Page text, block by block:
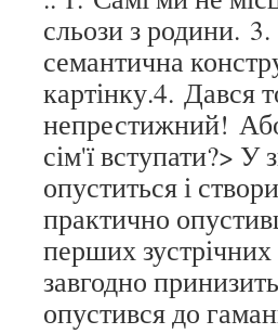
сльози з родини.
семантична
картінку.4. Дався
непрестижний!
сім'ї вступати?>
опуститься і
практично
перших
завгодно
опустився до